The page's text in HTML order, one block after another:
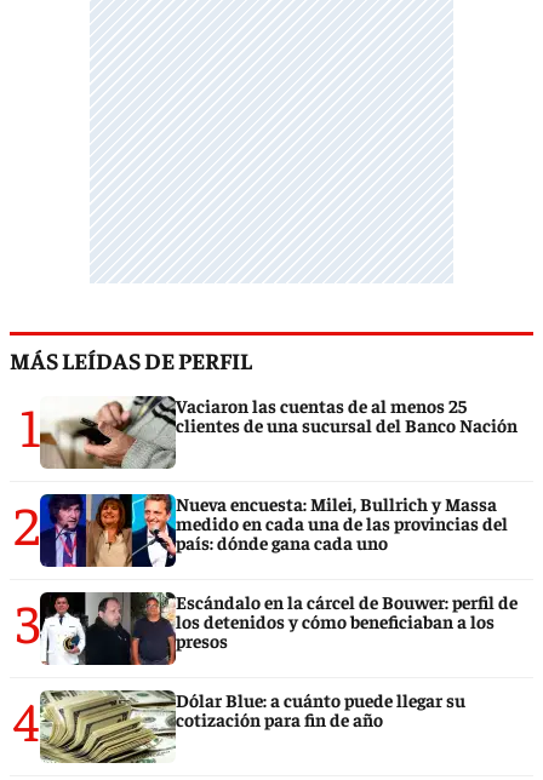
MÁS LEÍDAS DE PERFIL
1
Vaciaron las cuentas de al menos 25
clientes de una sucursal del Banco Nación
2
Nueva encuesta: Milei, Bullrich y Massa
medido en cada una de las provincias del
país: dónde gana cada uno
3
Escándalo en la cárcel de Bouwer: perfil de
los detenidos y cómo beneficiaban a los
presos
4
Dólar Blue: a cuánto puede llegar su
cotización para fin de año